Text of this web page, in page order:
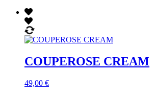
COUPEROSE CREAM
49,00 €